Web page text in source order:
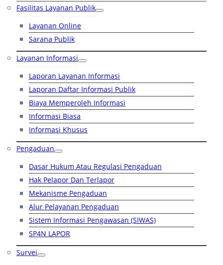
Fasilitas Layanan Publik
Layanan Online
Sarana Publik
Layanan Informasi
Laporan Layanan Informasi
Laporan Daftar Informasi Publik
Biaya Memperoleh Informasi
Informasi Biasa
Informasi Khusus
Pengaduan
Dasar Hukum Atau Regulasi Pengaduan
Hak Pelapor Dan Terlapor
Mekanisme Pengaduan
Alur Pelayanan Pengaduan
Sistem Informasi Pengawasan (SIWAS)
SP4N LAPOR
Survei